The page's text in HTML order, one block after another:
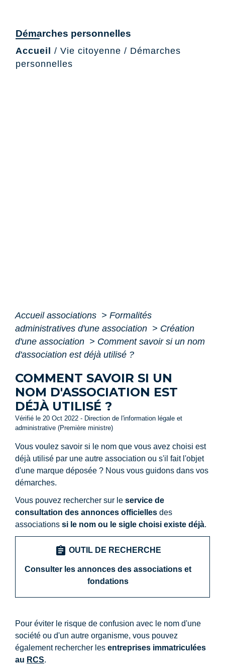
Démarches personnelles
Accueil / Vie citoyenne / Démarches
personnelles
Accueil associations > Formalités
administratives d'une association > Création
d'une association > Comment savoir si un nom
d'association est déjà utilisé ?
COMMENT SAVOIR SI UN
NOM D'ASSOCIATION EST
DÉJÀ UTILISÉ ?
Vérifié le 20 Oct 2022 - Direction de l'information légale et
administrative (Première ministre)
Vous voulez savoir si le nom que vous avez choisi est
déjà utilisé par une autre association ou s'il fait l'objet
d'une marque déposée ? Nous vous guidons dans vos
démarches.
Vous pouvez rechercher sur le service de
consultation des annonces officielles des
associations si le nom ou le sigle choisi existe déjà.
assignment OUTIL DE RECHERCHE
Consulter les annonces des associations et
fondations
Pour éviter le risque de confusion avec le nom d'une
société ou d'un autre organisme, vous pouvez
également rechercher les entreprises immatriculées
au RCS.